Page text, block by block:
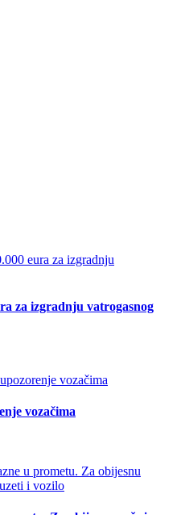
za izgradnju vatrogasnog
vozačima